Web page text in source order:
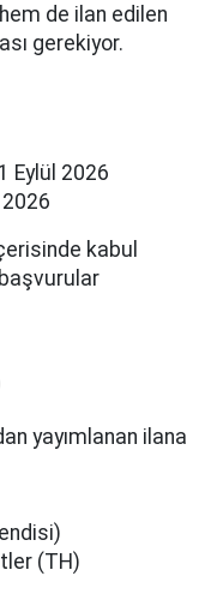
de ilan edilen
gerekiyor.
Eylül 2026
2026
kabul
yayımlanan ilana
(TH)